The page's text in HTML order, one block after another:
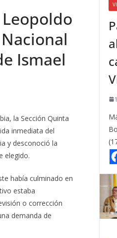
Ismael
la Sección Quinta
inmediata del
y desconoció la
elegido.
había culminado en
estaba
o corrección
demanda de